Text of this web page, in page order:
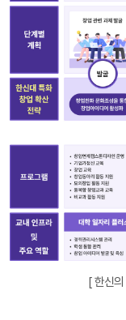
·S
우
수
의
교
원
만
는
신
S
C
AI
과
자
리
한
아
[ 한신